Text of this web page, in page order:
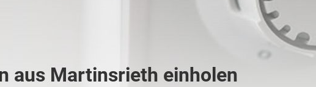
aus Martinsrieth einholen